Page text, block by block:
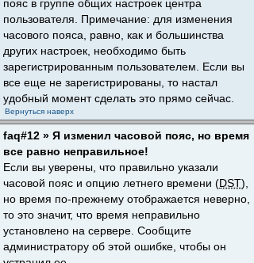
пояс в группе общих настроек центра
пользователя. Примечание: для изменения
часового пояса, равно, как и большинства
других настроек, необходимо быть
зарегистрированным пользователем. Если вы
все еще не зарегистрированы, то настал
удобный момент сделать это прямо сейчас.
Вернуться наверх
faq#12 » Я изменил часовой пояс, но время
все равно неправильное!
Если вы уверены, что правильно указали
часовой пояс и опцию летнего времени (DST),
но время по-прежнему отображается неверно,
то это значит, что время неправильно
установлено на сервере. Сообщите
администратору об этой ошибке, чтобы он